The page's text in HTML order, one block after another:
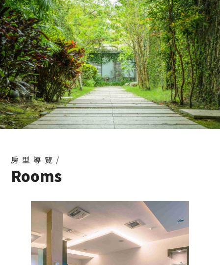
國旅卡優惠方案 2021-10-06
小企鵝生活趣&HOFIVILLA和風飯店 2021-10-06
專屬客房佈置 2021-10-06
MIKA&HOFIVILLA和風飯店 2021-10-06
猴子東遊記&HOFIVILLA和風飯店 2021-10-06
陳摸摸(MOMO)‧東摸摸‧西摸摸 & HOFIVILLA和
V女王旅遊住宿筆記&HOFIVILLA和風飯店
滿分的旅遊札記&HOFIVILLA和風飯店
老錢的老巢& HOFIVILLA和風飯店
鄭小柔Charlene & HOFIVILLA和風飯店 2021-09-10
休業公告 2026-08-04
房型導覽/
Rooms